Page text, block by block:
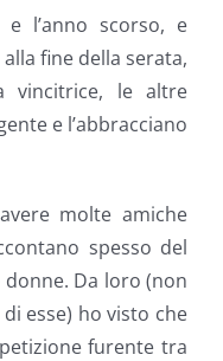
l’anno scorso, e
fine della serata,
vincitrice, le altre
e l’abbracciano
molte amiche
spesso del
Da loro (non
esse) ho visto che
furente tra